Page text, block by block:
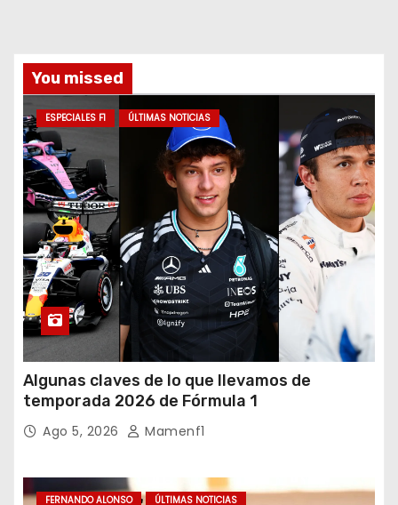
You missed
ESPECIALES F1 ÚLTIMAS NOTICIAS
Algunas claves de lo que llevamos de
temporada 2026 de Fórmula 1
Ago 5, 2026 Mamenf1
FERNANDO ALONSO ÚLTIMAS NOTICIAS